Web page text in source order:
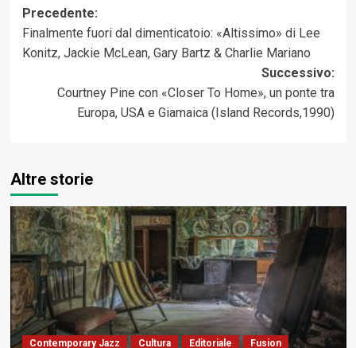
Navigazione
articolo
Precedente:
Finalmente fuori dal dimenticatoio: «Altissimo» di Lee
Konitz, Jackie McLean, Gary Bartz & Charlie Mariano
Successivo:
Courtney Pine con «Closer To Home», un ponte tra
Europa, USA e Giamaica (Island Records,1990)
Altre storie
Contemporary Jazz Cultura Editoriale Fusion